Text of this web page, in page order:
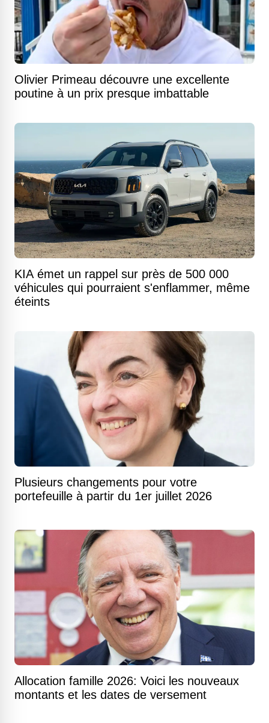
Olivier Primeau découvre une excellente
poutine à un prix presque imbattable
KIA émet un rappel sur près de 500 000
véhicules qui pourraient s'enflammer, même
éteints
Plusieurs changements pour votre
portefeuille à partir du 1er juillet 2026
Allocation famille 2026: Voici les nouveaux
montants et les dates de versement